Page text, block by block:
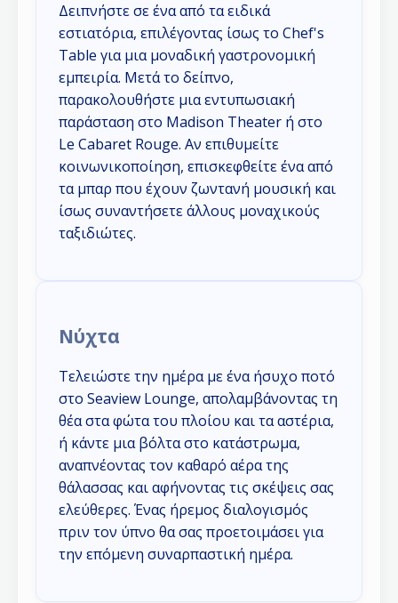
Δειπνήστε σε ένα από τα ειδικά
εστιατόρια, επιλέγοντας ίσως το Chef's
Table για μια μοναδική γαστρονομική
εμπειρία. Μετά το δείπνο,
παρακολουθήστε μια εντυπωσιακή
παράσταση στο Madison Theater ή στο
Le Cabaret Rouge. Αν επιθυμείτε
κοινωνικοποίηση, επισκεφθείτε ένα από
τα μπαρ που έχουν ζωντανή μουσική και
ίσως συναντήσετε άλλους μοναχικούς
ταξιδιώτες.
Νύχτα
Τελειώστε την ημέρα με ένα ήσυχο ποτό
στο Seaview Lounge, απολαμβάνοντας τη
θέα στα φώτα του πλοίου και τα αστέρια,
ή κάντε μια βόλτα στο κατάστρωμα,
αναπνέοντας τον καθαρό αέρα της
θάλασσας και αφήνοντας τις σκέψεις σας
ελεύθερες. Ένας ήρεμος διαλογισμός
πριν τον ύπνο θα σας προετοιμάσει για
την επόμενη συναρπαστική ημέρα.